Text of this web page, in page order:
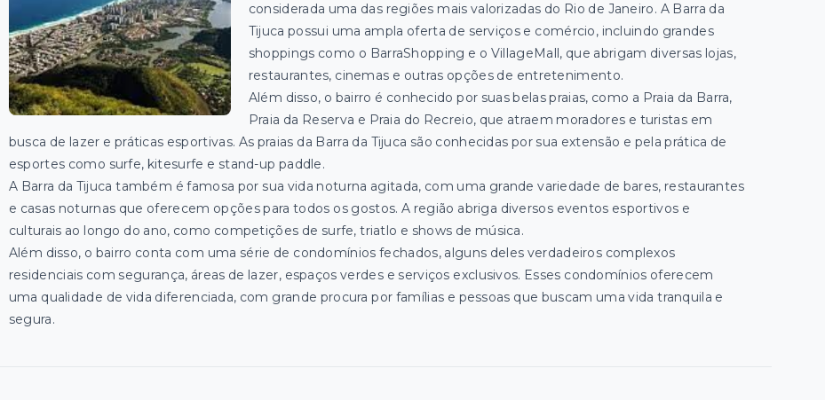
considerada uma das regiões mais valorizadas do Rio de Janeiro. A Barra da
Tijuca possui uma ampla oferta de serviços e comércio, incluindo grandes
shoppings como o BarraShopping e o VillageMall, que abrigam diversas lojas,
restaurantes, cinemas e outras opções de entretenimento.
Além disso, o bairro é conhecido por suas belas praias, como a Praia da Barra,
Praia da Reserva e Praia do Recreio, que atraem moradores e turistas em
busca de lazer e práticas esportivas. As praias da Barra da Tijuca são conhecidas por sua extensão e pela prática de
esportes como surfe, kitesurfe e stand-up paddle.
A Barra da Tijuca também é famosa por sua vida noturna agitada, com uma grande variedade de bares, restaurantes
e casas noturnas que oferecem opções para todos os gostos. A região abriga diversos eventos esportivos e
culturais ao longo do ano, como competições de surfe, triatlo e shows de música.
Além disso, o bairro conta com uma série de condomínios fechados, alguns deles verdadeiros complexos
residenciais com segurança, áreas de lazer, espaços verdes e serviços exclusivos. Esses condomínios oferecem
uma qualidade de vida diferenciada, com grande procura por famílias e pessoas que buscam uma vida tranquila e
segura.